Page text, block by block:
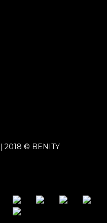
| 2018 © BENITY